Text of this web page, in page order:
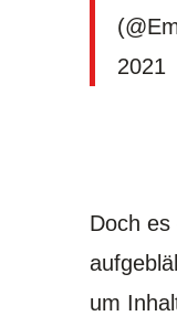
2021
Doch
um